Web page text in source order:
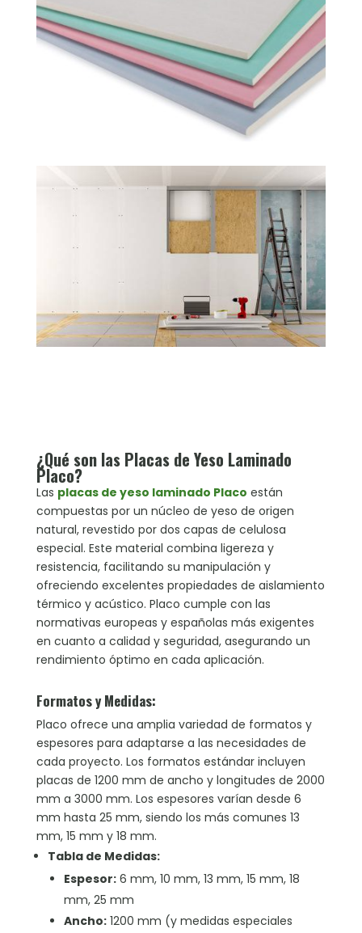
¿Qué son las Placas de Yeso Laminado
Placo?
Las placas de yeso laminado Placo están
compuestas por un núcleo de yeso de origen
natural, revestido por dos capas de celulosa
especial. Este material combina ligereza y
resistencia, facilitando su manipulación y
ofreciendo excelentes propiedades de aislamiento
térmico y acústico. Placo cumple con las
normativas europeas y españolas más exigentes
en cuanto a calidad y seguridad, asegurando un
rendimiento óptimo en cada aplicación.
Formatos y Medidas:
Placo ofrece una amplia variedad de formatos y
espesores para adaptarse a las necesidades de
cada proyecto. Los formatos estándar incluyen
placas de 1200 mm de ancho y longitudes de 2000
mm a 3000 mm. Los espesores varían desde 6
mm hasta 25 mm, siendo los más comunes 13
mm, 15 mm y 18 mm.
Tabla de Medidas:
Espesor:6 mm, 10 mm, 13 mm, 15 mm, 18
mm, 25 mm
Ancho:1200 mm (y medidas especiales